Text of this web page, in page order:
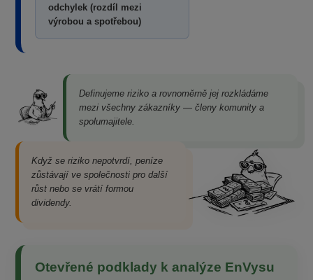
odchylek (rozdíl mezi
výrobou a spotřebou)
Definujeme riziko a rovnoměrně jej rozkládáme
mezi všechny zákazníky — členy komunity a
spolumajitele.
Když se riziko nepotvrdí, peníze
zůstávají ve společnosti pro další
růst nebo se vrátí formou
dividendy.
Otevřené podklady k analýze EnVysu